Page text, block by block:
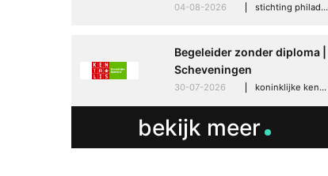
04-08-2026 stichting philadelphia zorg, den haag
Begeleider zonder diploma |
Scheveningen
30-07-2026 koninklijke kentalis, scheveningen
bekijk meer